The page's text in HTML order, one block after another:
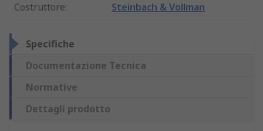
Costruttore: Steinbach & Vollman
Specifiche
Documentazione Tecnica
Normative
Dettagli prodotto